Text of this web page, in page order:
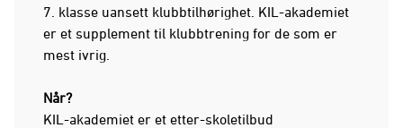
7. klasse uansett klubbtilhørighet. KIL-akademiet
er et supplement til klubbtrening for de som er
mest ivrig.
Når?
KIL-akademiet er et etter-skoletilbud